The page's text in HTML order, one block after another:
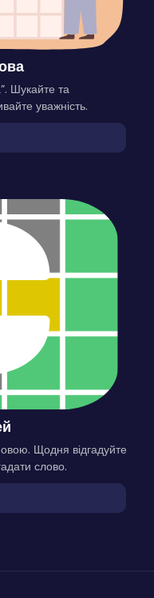
Шукайте та
уважність.
Щодня відгадуйте
слово.